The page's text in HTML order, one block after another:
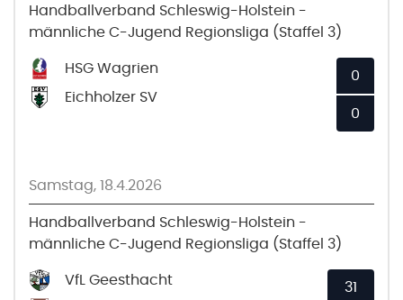
Handballverband Schleswig-Holstein -
männliche C-Jugend Regionsliga (Staffel 3)
HSG Wagrien
Eichholzer SV
0
0
Samstag, 18.4.2026
Handballverband Schleswig-Holstein -
männliche C-Jugend Regionsliga (Staffel 3)
VfL Geesthacht
31